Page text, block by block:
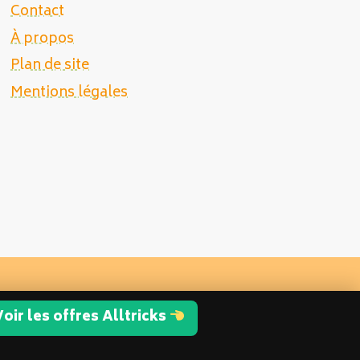
Contact
À propos
Plan de site
Mentions légales
les offres Alltricks